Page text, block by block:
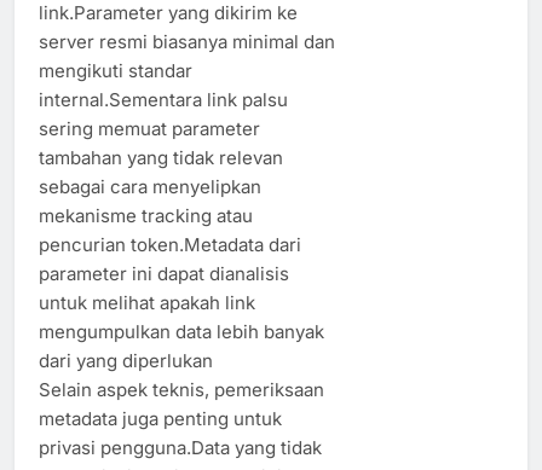
link.Parameter yang dikirim ke
server resmi biasanya minimal dan
mengikuti standar
internal.Sementara link palsu
sering memuat parameter
tambahan yang tidak relevan
sebagai cara menyelipkan
mekanisme tracking atau
pencurian token.Metadata dari
parameter ini dapat dianalisis
untuk melihat apakah link
mengumpulkan data lebih banyak
dari yang diperlukan
Selain aspek teknis, pemeriksaan
metadata juga penting untuk
privasi pengguna.Data yang tidak